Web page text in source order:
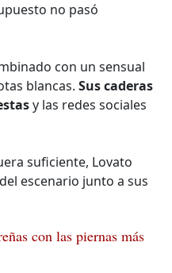
no pasó
con un sensual
blancas. Sus caderas
y las redes sociales
suficiente, Lovato
escenario junto a sus
con las piernas más